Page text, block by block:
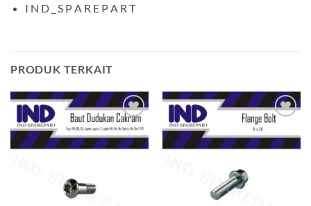
I N D _ S P A R E P A R T
PRODUK TERKAIT
Tambahkan
ke Wishlist
Tambahkan
ke Wishlist